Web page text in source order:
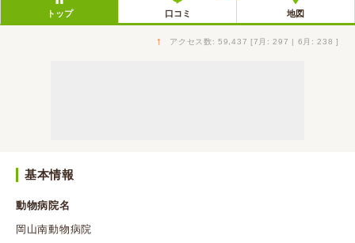
トップ 口コミ 地図
↑ アクセス数: 59,437 [7月: 297 | 6月: 238 ]
基本情報
動物病院名
岡山南動物病院